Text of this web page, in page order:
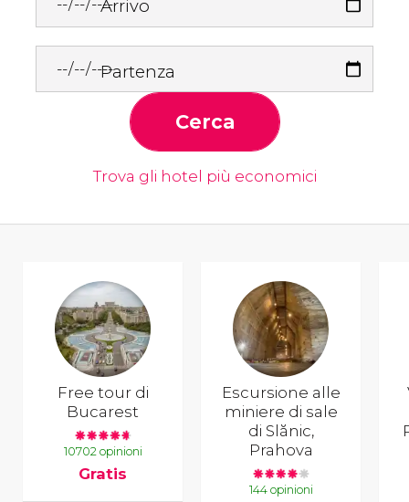
Arrivo
Partenza
Cerca
Trova gli hotel più economici
Free tour di
Bucarest
10702 opinioni
Gratis
Escursione alle
miniere di sale
di Slănic,
Prahova
144 opinioni